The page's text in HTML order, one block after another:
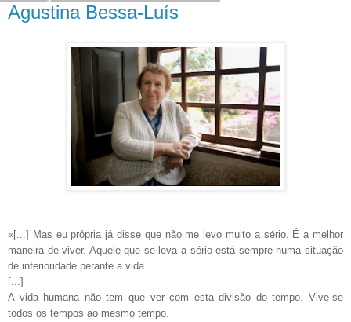
Agustina Bessa-Luís
«[...] Mas eu própria já disse que não me levo muito a sério. É a melhor
maneira de viver. Aquele que se leva a sério está sempre numa situação
de inferioridade perante a vida.
[...]
A vida humana não tem que ver com esta divisão do tempo. Vive-se
todos os tempos ao mesmo tempo.